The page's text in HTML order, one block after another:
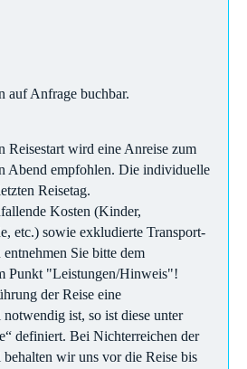
auf Anfrage buchbar.
Reisestart wird eine Anreise zum
Abend empfohlen. Die individuelle
Reisetag.
Kosten (Kinder,
etc.) sowie exkludierte Transport-
Sie bitte dem
Punkt "Leistungen/Hinweis"!
der Reise eine
ist, so ist diese unter
definiert. Bei Nichterreichen der
wir uns vor die Reise bis